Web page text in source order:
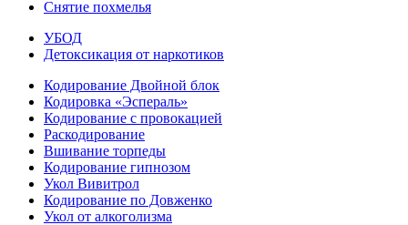
Снятие похмелья
УБОД
Детоксикация от наркотиков
Кодирование Двойной блок
Кодировка «Эспераль»
Кодирование с провокацией
Раскодирование
Вшивание торпеды
Кодирование гипнозом
Укол Вивитрол
Кодирование по Довженко
Укол от алкоголизма